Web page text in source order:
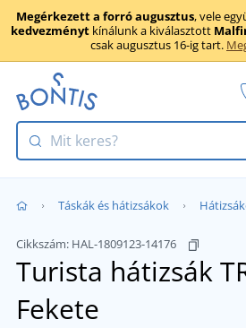
Megérkezett a forró augusztus, vele
kedvezményt kínálunk a kiválasztott
csak augusztus 16-ig tart.
Táskák és hátizsákok
Cikkszám: HAL-1809123-14176
Turista hátizsák
Fekete